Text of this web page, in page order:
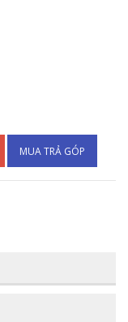
MUA TRẢ GÓP